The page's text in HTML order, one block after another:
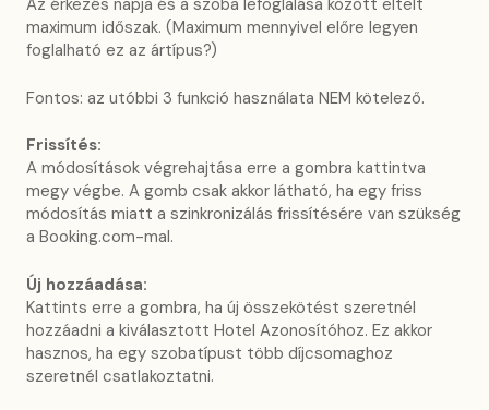
Az érkezés napja és a szoba lefoglalása között eltelt
maximum időszak. (Maximum mennyivel előre legyen
foglalható ez az ártípus?)
Fontos: az utóbbi 3 funkció használata NEM kötelező.
Frissítés:
A módosítások végrehajtása erre a gombra kattintva
megy végbe. A gomb csak akkor látható, ha egy friss
módosítás miatt a szinkronizálás frissítésére van szükség
a Booking.com-mal.
Új hozzáadása:
Kattints erre a gombra, ha új összekötést szeretnél
hozzáadni a kiválasztott Hotel Azonosítóhoz. Ez akkor
hasznos, ha egy szobatípust több díjcsomaghoz
szeretnél csatlakoztatni.